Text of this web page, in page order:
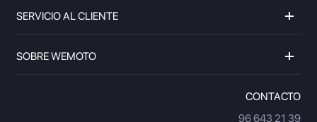
SERVICIO AL CLIENTE
SOBRE WEMOTO
CONTACTO
96 643 21 39